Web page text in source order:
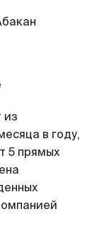
из
в году,
5 прямых